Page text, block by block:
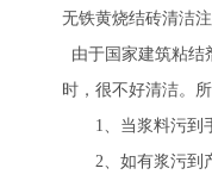
无铁黄烧结砖清洁
由于国家建筑粘结
时，很不好清洁。
1、当浆料污到手
2、如有浆污到产